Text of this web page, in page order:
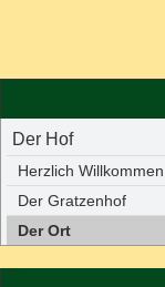
Der Hof
Herzlich Willkommen
Der Gratzenhof
Der Ort